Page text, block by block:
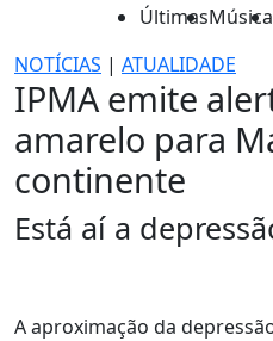
ÚltimasMúsica
NOTÍCIAS | ATUALIDADE
IPMA emite
amarelo para
continente
Está aí a
A aproximação da